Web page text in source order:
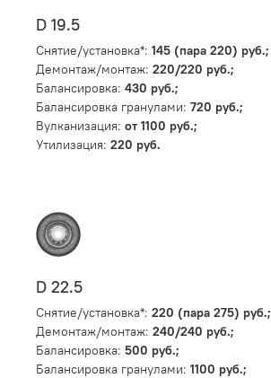
D 19.5
Снятие/установка*: 145 (пара 220) руб.;
Демонтаж/монтаж: 220/220 руб.;
Балансировка: 430 руб.;
Балансировка гранулами: 720 руб.;
Вулканизация: от 1100 руб.;
Утилизация: 220 руб.
D 22.5
Снятие/установка*: 220 (пара 275) руб.;
Демонтаж/монтаж: 240/240 руб.;
Балансировка: 500 руб.;
Балансировка гранулами: 1100 руб.;